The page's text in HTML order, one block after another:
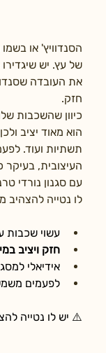
של עץ. יש
את העובדה
חזק.
כיוון שהשכבות
הוא מאוד יציב
תשתיות ועוד.
העיצובית, בעיקר
עם סגנון נורדי
לו נטייה
עשוי שכבות
חזק ויציב
אידיאלי
לפעמים
⚠️ יש לו נטייה